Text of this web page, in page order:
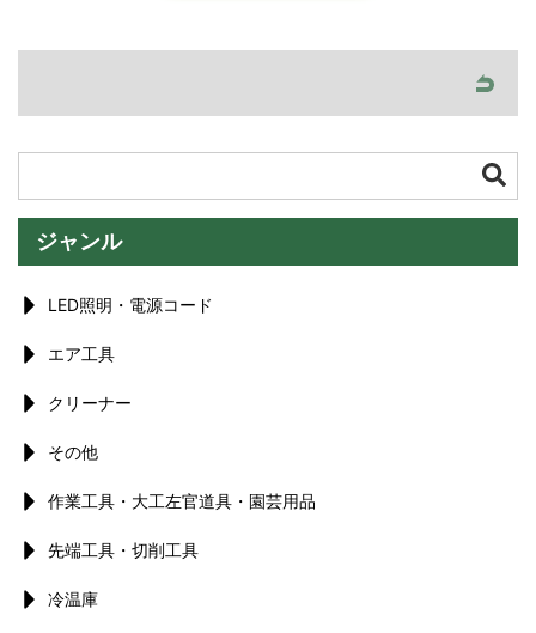
ジャンル
LED照明・電源コード
エア工具
クリーナー
その他
作業工具・大工左官道具・園芸用品
先端工具・切削工具
冷温庫